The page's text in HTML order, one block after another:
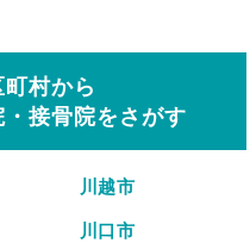
村から
接骨院をさがす
川越市
川口市